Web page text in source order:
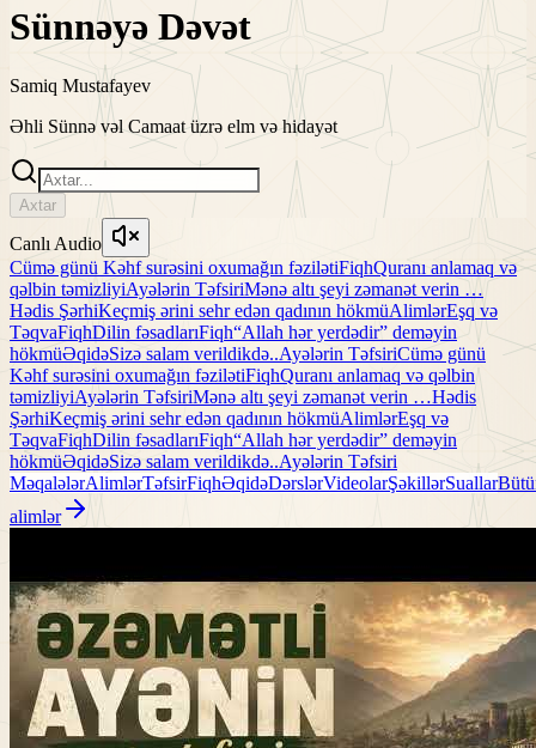
Sünnəyə Dəvət
Samiq Mustafayev
Əhli Sünnə vəl Camaat üzrə elm və hidayət
Axtar
Canlı Audio
Cümə günü Kəhf surəsini oxumağın fəzilətiFiqhQuranı anlamaq və
qəlbin təmizliyiAyələrin TəfsiriMənə altı şeyi zəmanət verin …
Hədis ŞərhiKeçmiş ərini sehr edən qadının hökmüAlimlərEşq və
TəqvaFiqhDilin fəsadlarıFiqh“Allah hər yerdədir” deməyin
hökmüƏqidəSizə salam verildikdə..Ayələrin TəfsiriCümə günü
Kəhf surəsini oxumağın fəzilətiFiqhQuranı anlamaq və qəlbin
təmizliyiAyələrin TəfsiriMənə altı şeyi zəmanət verin …Hədis
ŞərhiKeçmiş ərini sehr edən qadının hökmüAlimlərEşq və
TəqvaFiqhDilin fəsadlarıFiqh“Allah hər yerdədir” deməyin
hökmüƏqidəSizə salam verildikdə..Ayələrin Təfsiri
MəqalələrAlimlərTəfsirFiqhƏqidəDərslərVideolarŞəkillərSuallar
alimlər